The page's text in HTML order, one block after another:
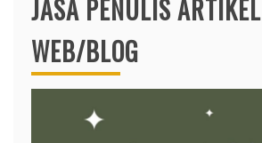
JASA PENULIS ARTIKEL
WEB/BLOG